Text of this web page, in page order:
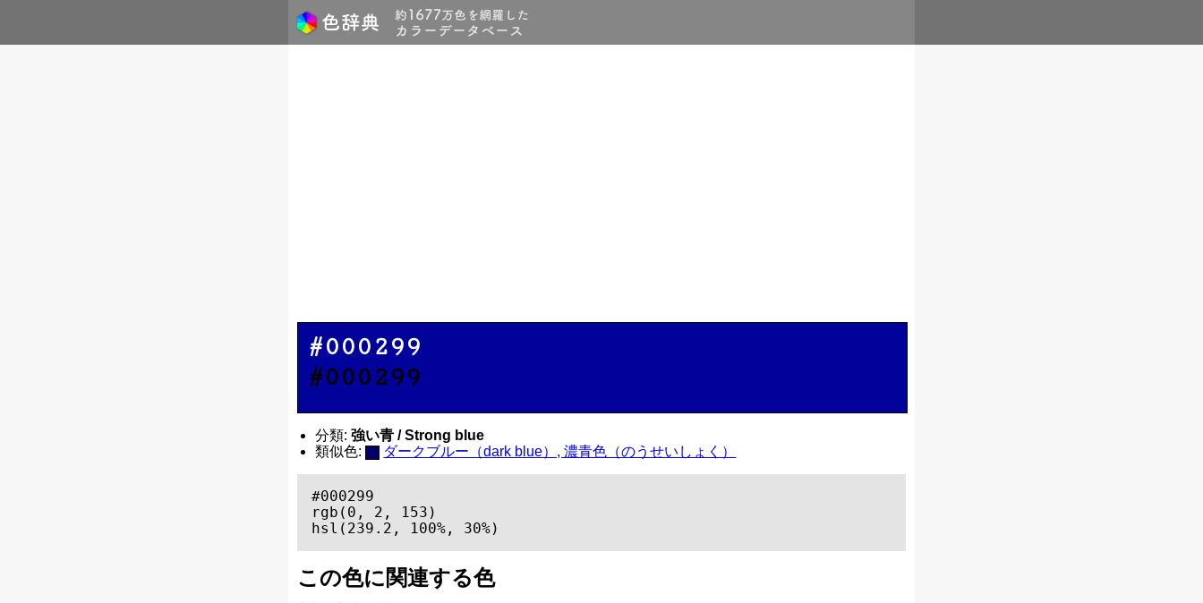
#000299
#000299
分類: 強い青 / Strong blue
類似色:
ダークブルー（dark blue）, 濃青色（のうせいしょく）
#000299
rgb(0, 2, 153)
hsl(239.2, 100%, 30%)
この色に関連する色